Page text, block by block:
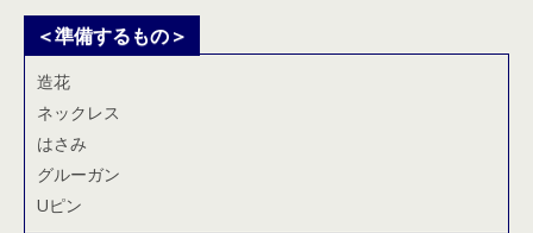
＜準備するもの＞
造花
ネックレス
はさみ
グルーガン
Uピン